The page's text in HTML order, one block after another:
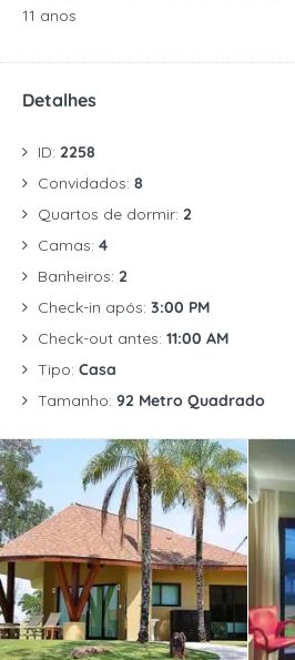
11 anos
Detalhes
ID: 2258
Convidados: 8
Quartos de dormir: 2
Camas: 4
Banheiros: 2
Check-in após: 3:00 PM
Check-out antes: 11:00 AM
Tipo: Casa
Tamanho: 92 Metro Quadrado